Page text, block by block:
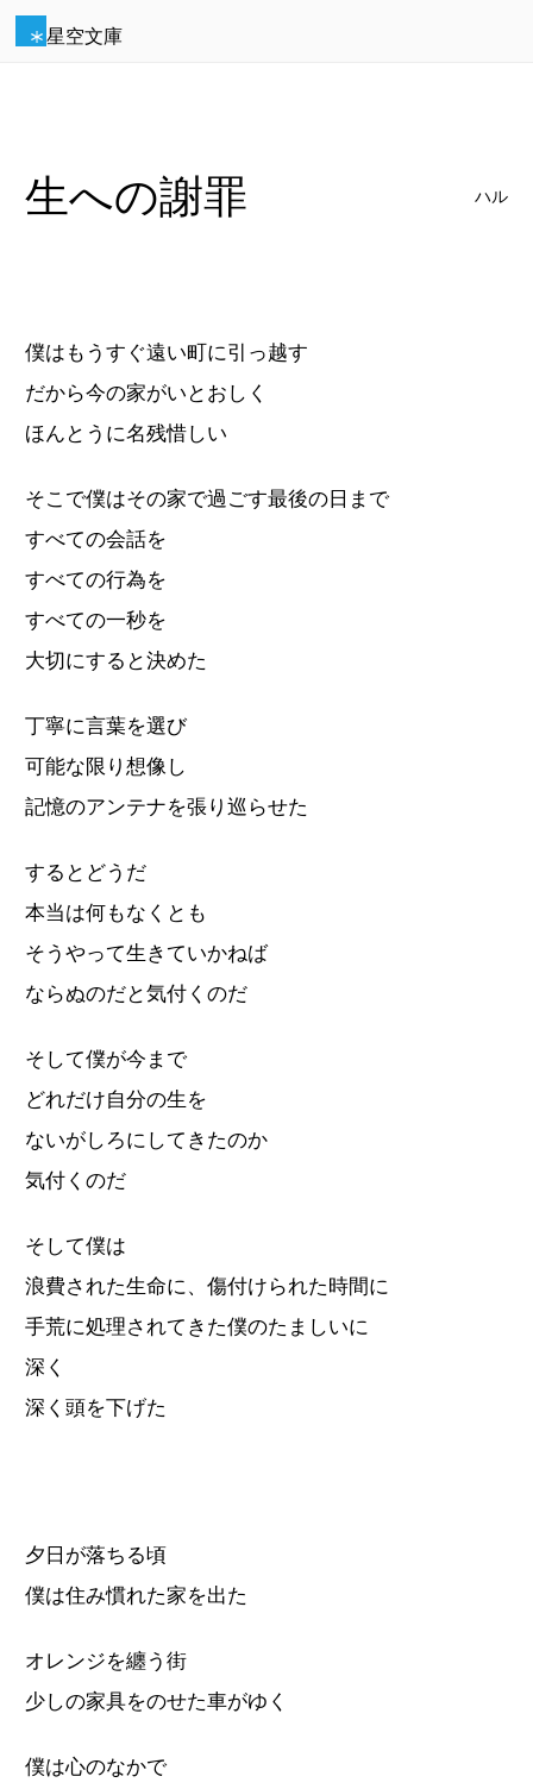
星空文庫
生への謝罪 ハル
僕はもうすぐ遠い町に引っ越す
だから今の家がいとおしく
ほんとうに名残惜しい
そこで僕はその家で過ごす最後の日まで
すべての会話を
すべての行為を
すべての一秒を
大切にすると決めた
丁寧に言葉を選び
可能な限り想像し
記憶のアンテナを張り巡らせた
するとどうだ
本当は何もなくとも
そうやって生きていかねば
ならぬのだと気付くのだ
そして僕が今まで
どれだけ自分の生を
ないがしろにしてきたのか
気付くのだ
そして僕は
浪費された生命に、傷付けられた時間に
手荒に処理されてきた僕のたましいに
深く
深く頭を下げた
夕日が落ちる頃
僕は住み慣れた家を出た
オレンジを纏う街
少しの家具をのせた車がゆく
僕は心のなかで